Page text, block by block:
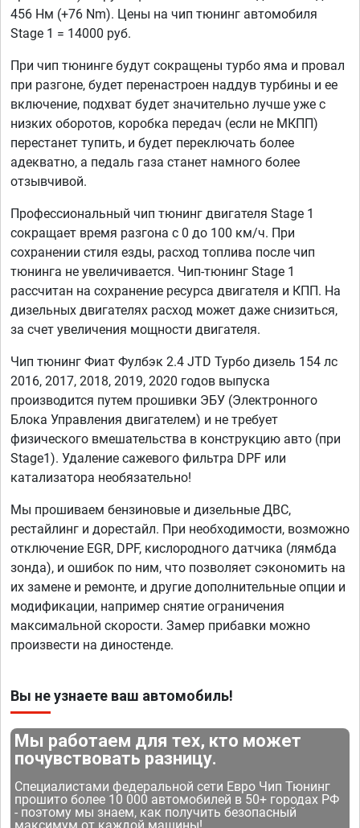
456 Нм (+76 Nm). Цены на чип тюнинг автомобиля
Stage 1 = 14000 руб.
При чип тюнинге будут сокращены турбо яма и провал
при разгоне, будет перенастроен наддув турбины и ее
включение, подхват будет значительно лучше уже с
низких оборотов, коробка передач (если не МКПП)
перестанет тупить, и будет переключать более
адекватно, а педаль газа станет намного более
отзывчивой.
Профессиональный чип тюнинг двигателя Stage 1
сокращает время разгона с 0 до 100 км/ч. При
сохранении стиля езды, расход топлива после чип
тюнинга не увеличивается. Чип-тюнинг Stage 1
рассчитан на сохранение ресурса двигателя и КПП. На
дизельных двигателях расход может даже снизиться,
за счет увеличения мощности двигателя.
Чип тюнинг Фиат Фулбэк 2.4 JTD Турбо дизель 154 лс
2016, 2017, 2018, 2019, 2020 годов выпуска
производится путем прошивки ЭБУ (Электронного
Блока Управления двигателем) и не требует
физического вмешательства в конструкцию авто (при
Stage1). Удаление сажевого фильтра DPF или
катализатора необязательно!
Мы прошиваем бензиновые и дизельные ДВС,
рестайлинг и дорестайл. При необходимости, возможно
отключение EGR, DPF, кислородного датчика (лямбда
зонда), и ошибок по ним, что позволяет сэкономить на
их замене и ремонте, и другие дополнительные опции и
модификации, например снятие ограничения
максимальной скорости. Замер прибавки можно
произвести на диностенде.
Вы не узнаете ваш автомобиль!
Мы работаем для тех, кто может
почувствовать разницу.
Специалистами федеральной сети Евро Чип Тюнинг
прошито более 10 000 автомобилей в 50+ городах РФ
- поэтому мы знаем, как получить безопасный